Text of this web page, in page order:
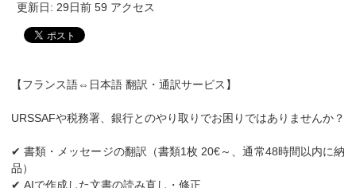
更新日: 29日前 59 アクセス
【フランス語⇔日本語 翻訳・通訳サービス】
URSSAFや税務署、銀行とのやり取りでお困りではありませんか？
✔ 書類・メッセージの翻訳（書類1枚 20€～、通常48時間以内に納
品）
✔ AIで作成した文書の読み直し・修正